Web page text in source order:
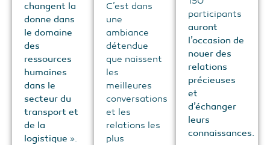
changent la
donne dans
le domaine
des
ressources
humaines
dans le
secteur du
transport et
de la
logistique ».
C’est dans
une
ambiance
détendue
que naissent
les
meilleures
conversations
et les
relations les
plus
participants
auront
l’occasion de
nouer des
relations
précieuses
et
d’échanger
leurs
connaissances.